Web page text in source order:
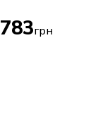
783грн